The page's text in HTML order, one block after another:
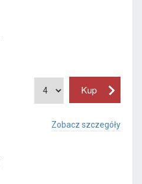
Zobacz szczegóły